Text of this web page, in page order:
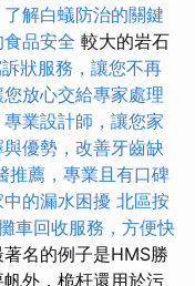
解白蟻防治的關鍵
品安全 較大的岩石
狀服務，讓您不再
放心交給專家處理
專業設計師，讓您家
優勢，改善牙齒缺
推薦，專業且有口碑
的漏水困擾 北區按
車回收服務，方便快
名的例子是HMS勝
外，桅杆還用於污